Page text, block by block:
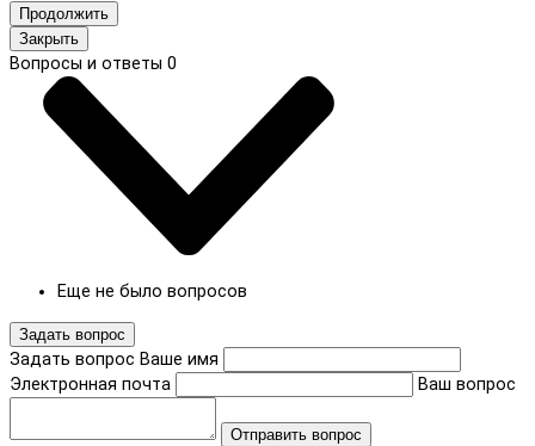
Продолжить
Закрыть
Вопросы и ответы 0
Еще не было вопросов
Задать вопрос
Задать вопрос Ваше имя
Электронная почта
Ваш вопрос
Отправить вопрос